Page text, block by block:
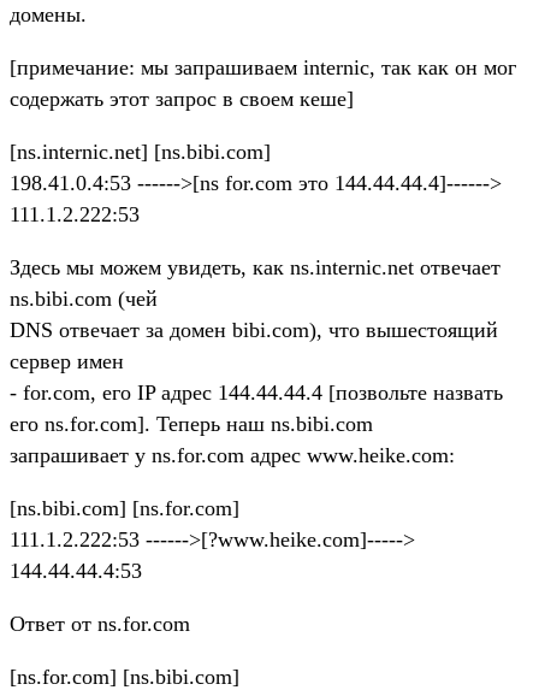
домены.
[примечание: мы запрашиваем internic, так как он мог
содержать этот запрос в своем кеше]
[ns.internic.net] [ns.bibi.com]
198.41.0.4:53 ------>[ns for.com это 144.44.44.4]------>
111.1.2.222:53
Здесь мы можем увидеть, как ns.internic.net отвечает
ns.bibi.com (чей
DNS отвечает за домен bibi.com), что вышестоящий
сервер имен
- for.com, его IP адрес 144.44.44.4 [позвольте назвать
его ns.for.com]. Теперь наш ns.bibi.com
запрашивает у ns.for.com адрес www.heike.com:
[ns.bibi.com] [ns.for.com]
111.1.2.222:53 ------>[?www.heike.com]----->
144.44.44.4:53
Ответ от ns.for.com
[ns.for.com] [ns.bibi.com]